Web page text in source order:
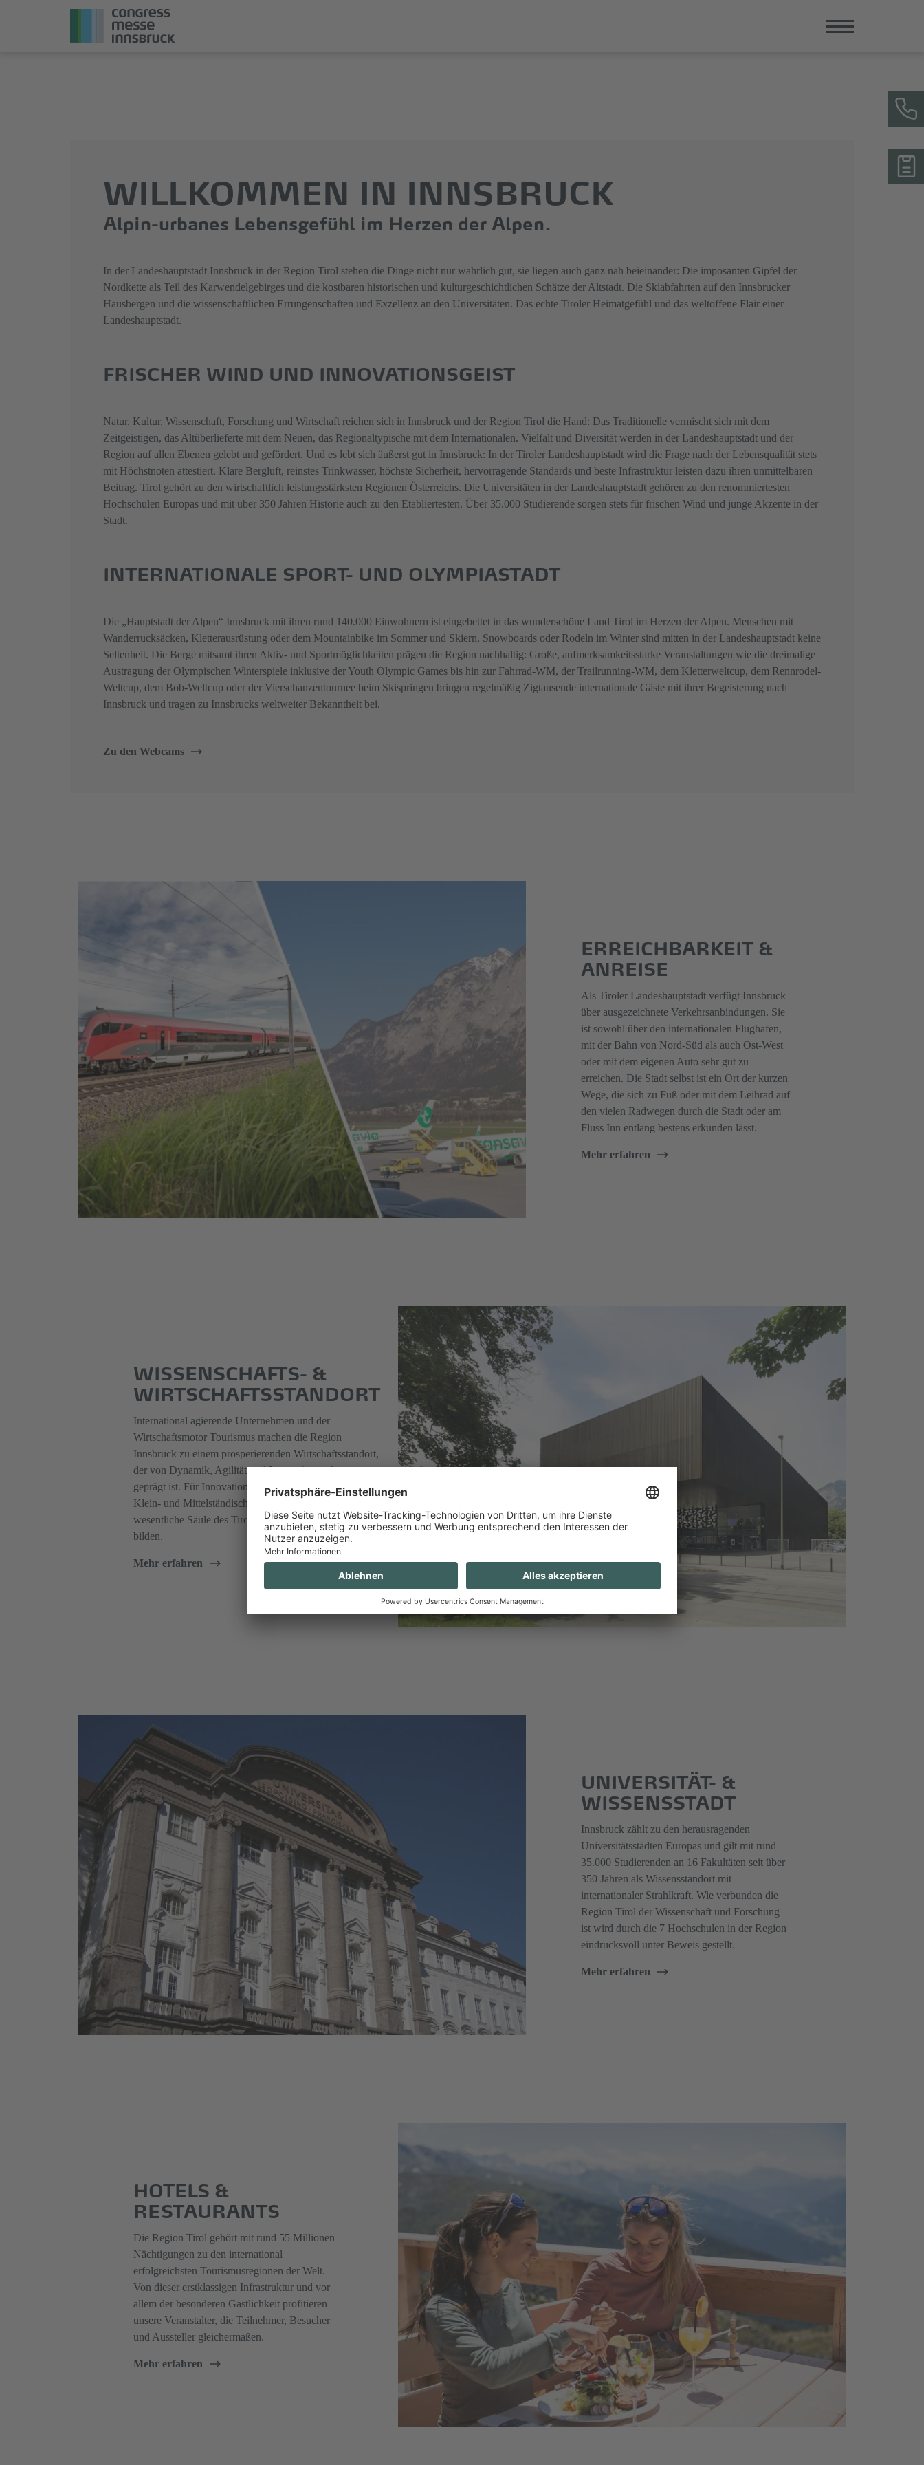
WILLKOMMEN IN INNSBRUCK
Alpin-urbanes Lebensgefühl im Herzen der Alpen.
In der Landeshauptstadt Innsbruck in der Region Tirol stehen die Dinge nicht nur wahrlich gut, sie liegen auch ganz nah beieinander: Die imposanten Gipfel der
Nordkette als Teil des Karwendelgebirges und die kostbaren historischen und kulturgeschichtlichen Schätze der Altstadt. Die Skiabfahrten auf den Innsbrucker
Hausbergen und die wissenschaftlichen Errungenschaften und Exzellenz an den Universitäten. Das echte Tiroler Heimatgefühl und das weltoffene Flair einer
Landeshauptstadt.
FRISCHER WIND UND INNOVATIONSGEIST
Natur, Kultur, Wissenschaft, Forschung und Wirtschaft reichen sich in Innsbruck und der Region Tirol die Hand: Das Traditionelle vermischt sich mit dem
Zeitgeistigen, das Altüberlieferte mit dem Neuen, das Regionaltypische mit dem Internationalen. Vielfalt und Diversität werden in der Landeshauptstadt und der
Region auf allen Ebenen gelebt und gefördert. Und es lebt sich äußerst gut in Innsbruck: In der Tiroler Landeshauptstadt wird die Frage nach der Lebensqualität stets
mit Höchstnoten attestiert. Klare Bergluft, reinstes Trinkwasser, höchste Sicherheit, hervorragende Standards und beste Infrastruktur leisten dazu ihren unmittelbaren
Beitrag. Tirol gehört zu den wirtschaftlich leistungsstärksten Regionen Österreichs. Die Universitäten in der Landeshauptstadt gehören zu den renommiertesten
Hochschulen Europas und mit über 350 Jahren Historie auch zu den Etabliertesten. Über 35.000 Studierende sorgen stets für frischen Wind und junge Akzente in der
Stadt.
INTERNATIONALE SPORT- UND OLYMPIASTADT
Die „Hauptstadt der Alpen“ Innsbruck mit ihren rund 140.000 Einwohnern ist eingebettet in das wunderschöne Land Tirol im Herzen der Alpen. Menschen mit
Wanderrucksäcken, Kletterausrüstung oder dem Mountainbike im Sommer und Skiern, Snowboards oder Rodeln im Winter sind mitten in der Landeshauptstadt keine
Seltenheit. Die Berge mitsamt ihren Aktiv- und Sportmöglichkeiten prägen die Region nachhaltig: Große, aufmerksamkeitsstarke Veranstaltungen wie die dreimalige
Austragung der Olympischen Winterspiele inklusive der Youth Olympic Games bis hin zur Fahrrad-WM, der Trailrunning-WM, dem Kletterweltcup, dem Rennrodel-
Weltcup, dem Bob-Weltcup oder der Vierschanzentournee beim Skispringen bringen regelmäßig Zigtausende internationale Gäste mit ihrer Begeisterung nach
Innsbruck und tragen zu Innsbrucks weltweiter Bekanntheit bei.
Zu den Webcams
ERREICHBARKEIT &
ANREISE
Als Tiroler Landeshauptstadt verfügt Innsbruck
über ausgezeichnete Verkehrsanbindungen. Sie
ist sowohl über den internationalen Flughafen,
mit der Bahn von Nord-Süd als auch Ost-West
oder mit dem eigenen Auto sehr gut zu
erreichen. Die Stadt selbst ist ein Ort der kurzen
Wege, die sich zu Fuß oder mit dem Leihrad auf
den vielen Radwegen durch die Stadt oder am
Fluss Inn entlang bestens erkunden lässt.
Mehr erfahren
WISSENSCHAFTS- &
WIRTSCHAFTSSTANDORT
International agierende Unternehmen und der
Wirtschaftsmotor Tourismus machen die Region
Innsbruck zu einem prosperierenden Wirtschaftsstandort,
der von Dynamik, Agilität und Innovationstreben
geprägt ist. Für Innovation stehen aber auch die vielen
Klein- und Mittelständischen Unternehmen, die eine
wesentliche Säule des Tiroler Wirtschaftsstandortes
bilden.
Mehr erfahren
UNIVERSITÄT- &
WISSENSSTADT
Innsbruck zählt zu den herausragenden
Universitätsstädten Europas und gilt mit rund
35.000 Studierenden an 16 Fakultäten seit über
350 Jahren als Wissensstandort mit
internationaler Strahlkraft. Wie verbunden die
Region Tirol der Wissenschaft und Forschung
ist wird durch die 7 Hochschulen in der Region
eindrucksvoll unter Beweis gestellt.
Mehr erfahren
HOTELS &
RESTAURANTS
Die Region Tirol gehört mit rund 55 Millionen
Nächtigungen zu den international
erfolgreichsten Tourismusregionen der Welt.
Von dieser erstklassigen Infrastruktur und vor
allem der besonderen Gastlichkeit profitieren
unsere Veranstalter, die Teilnehmer, Besucher
und Aussteller gleichermaßen.
Mehr erfahren